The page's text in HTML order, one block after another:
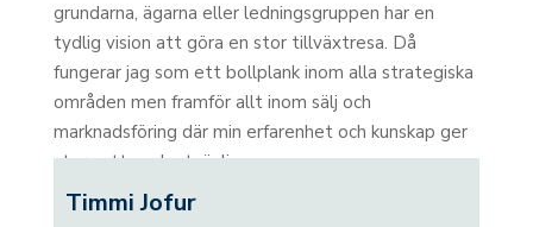
grundarna, ägarna eller ledningsgruppen har en
tydlig vision att göra en stor tillväxtresa. Då
fungerar jag som ett bollplank inom alla strategiska
områden men framför allt inom sälj och
marknadsföring där min erfarenhet och kunskap ger
stor nytta och utväxling.
Timmi Jofur